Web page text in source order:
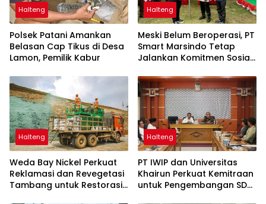
Halteng
Polsek Patani Amankan
Belasan Cap Tikus di Desa
Lamon, Pemilik Kabur
Halteng
Meski Belum Beroperasi, PT
Smart Marsindo Tetap
Jalankan Komitmen Sosial
Halteng
Weda Bay Nickel Perkuat
Reklamasi dan Revegetasi
Tambang untuk Restorasi
Halteng
PT IWIP dan Universitas
Khairun Perkuat Kemitraan
untuk Pengembangan SDM